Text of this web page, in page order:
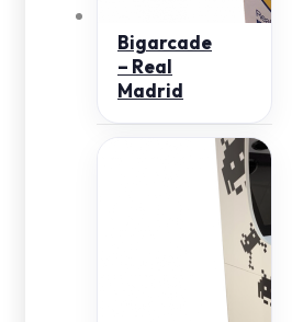
Bigarcade
– Real
Madrid